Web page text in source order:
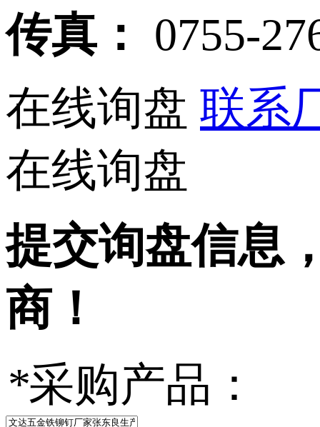
传真：
0755-
在线询盘 联系
在线询盘
提交询盘信息
商！
*采购产品：